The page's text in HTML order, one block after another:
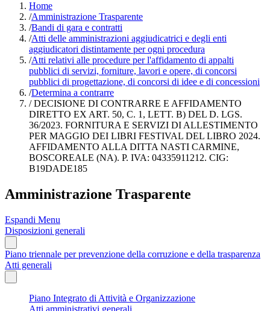
Home
/Amministrazione Trasparente
/Bandi di gara e contratti
/Atti delle amministrazioni aggiudicatrici e degli enti
aggiudicatori distintamente per ogni procedura
/Atti relativi alle procedure per l'affidamento di appalti
pubblici di servizi, forniture, lavori e opere, di concorsi
pubblici di progettazione, di concorsi di idee e di concessioni
/Determina a contrarre
/DECISIONE DI CONTRARRE E AFFIDAMENTO
DIRETTO EX ART. 50, C. 1, LETT. B) DEL D. LGS.
36/2023. FORNITURA E SERVIZI DI ALLESTIMENTO
PER MAGGIO DEI LIBRI FESTIVAL DEL LIBRO 2024.
AFFIDAMENTO ALLA DITTA NASTI CARMINE,
BOSCOREALE (NA). P. IVA: 04335911212. CIG:
B19DADE185
Amministrazione Trasparente
Espandi Menu
Disposizioni generali
Piano triennale per prevenzione della corruzione e della trasparenza
Atti generali
Piano Integrato di Attività e Organizzazione
Atti amministrativi generali